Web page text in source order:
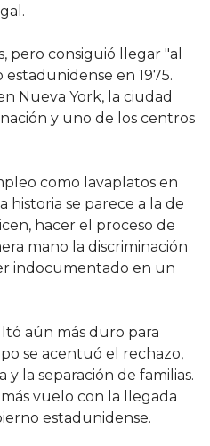
pero consiguió llegar "al
en 1975.
Nueva York, la ciudad
y uno de los centros
como lavaplatos en
historia se parece a la de
hacer el proceso de
mano la discriminación
indocumentado en un
aún más duro para
se acentuó el rechazo,
la separación de familias.
vuelo con la llegada
estadunidense.